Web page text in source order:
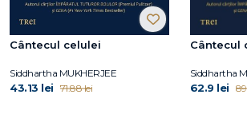
Cântecul celulei
Siddhartha MUKHERJEE
43.13 lei 71.88 lei
Cântecul
Siddhartha
62.9 lei